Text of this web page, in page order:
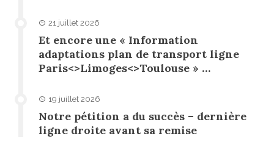
21 juillet 2026
Et encore une « Information
adaptations plan de transport ligne
Paris<>Limoges<>Toulouse » …
19 juillet 2026
Notre pétition a du succès – dernière
ligne droite avant sa remise